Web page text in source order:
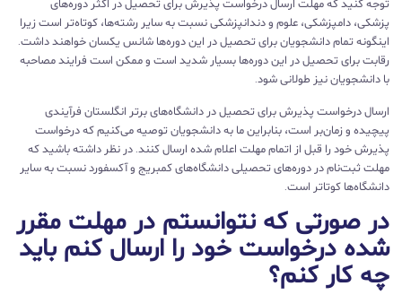
پزشکی، دامپزشکی، علوم و دندانپزشکی نسبت به سایر رشته‌ها، کوتاه‌تر است زیرا
اینگونه تمام دانشجویان برای تحصیل در این دوره‌ها شانس یکسان خواهند داشت.
رقابت برای تحصیل در این دوره‌ها بسیار شدید است و ممکن است فرایند مصاحبه
با دانشجویان نیز طولانی شود.
ارسال درخواست پذیرش برای تحصیل در دانشگاه‌های برتر انگلستان فرآیندی
پیچیده و زمان‌بر است، بنابراین ما به دانشجویان توصیه می‌کنیم که درخواست
پذیرش خود را قبل از اتمام مهلت اعلام شده ارسال کنند. در نظر داشته باشید که
مهلت‌ ثبت‌نام در دوره‌های تحصیلی دانشگاه‌های کمبریج و آکسفورد نسبت به سایر
دانشگاه‌ها کوتا‌تر است.
در صورتی که نتوانستم در مهلت مقرر
شده درخواست خود را ارسال کنم باید
چه کار کنم؟